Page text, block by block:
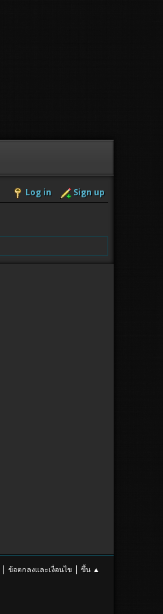
Log in Sign up
| ข้อตกลงและเงื่อนไข | ขึ้น ▲